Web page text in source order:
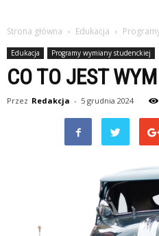
Strona główna Edukacja
Edukacja Programy wymiany studenckiej
CO TO JEST
Przez Redakcja - 5 grudnia 2024